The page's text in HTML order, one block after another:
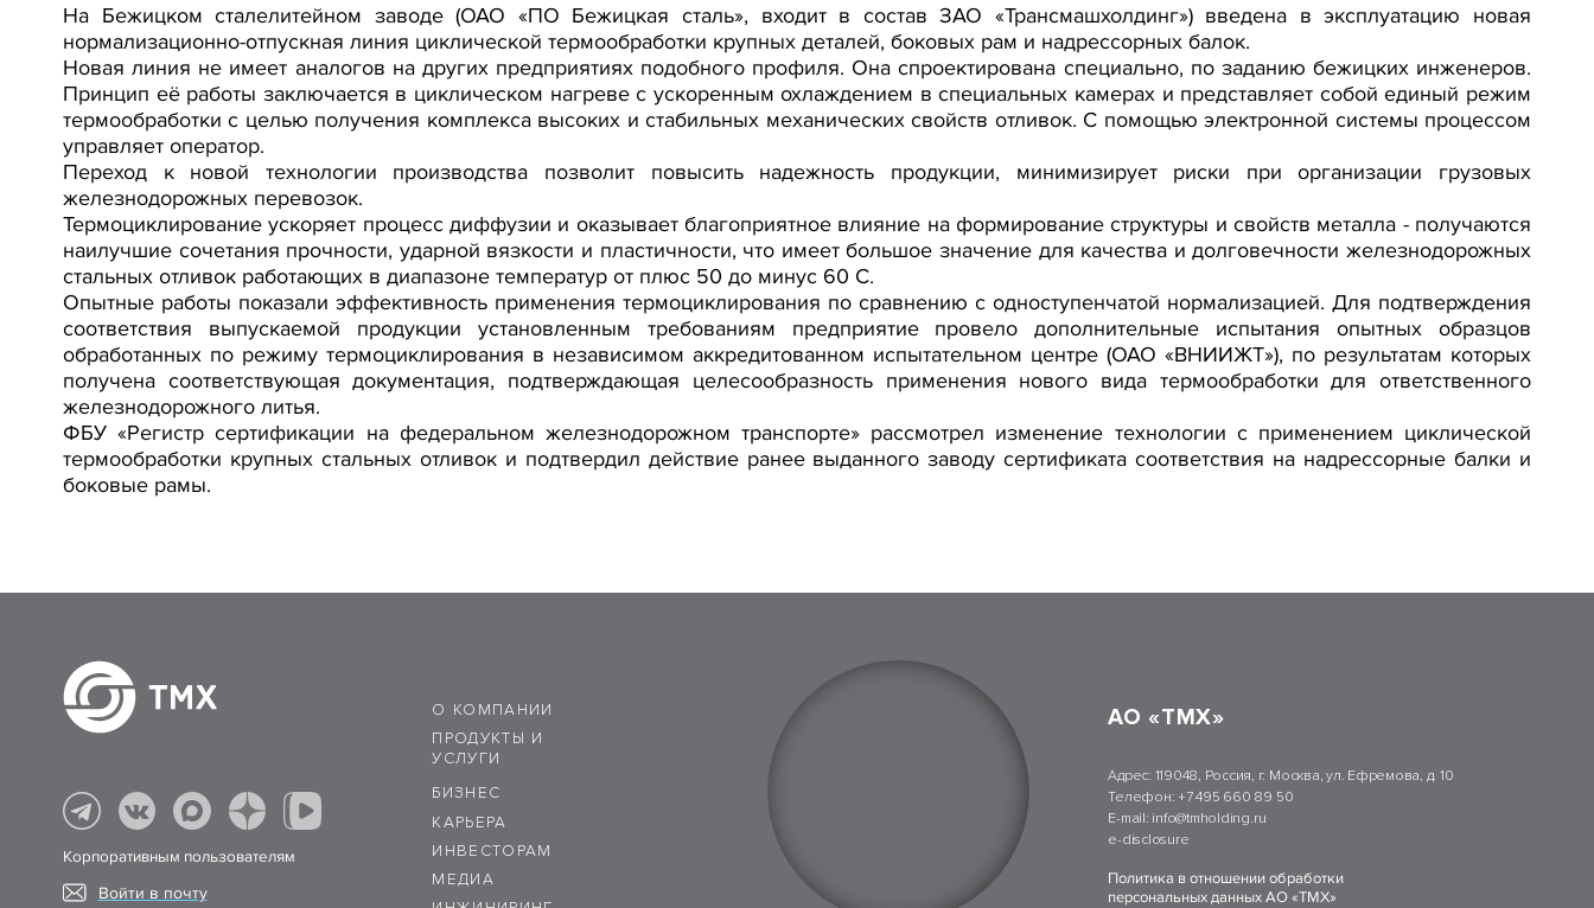
На Бежицком сталелитейном заводе (ОАО «ПО Бежицкая сталь», входит в состав ЗАО «Трансмашхолдинг») введена в эксплуатацию новая
нормализационно-отпускная линия циклической термообработки крупных деталей, боковых рам и надрессорных балок.
Новая линия не имеет аналогов на других предприятиях подобного профиля. Она спроектирована специально, по заданию бежицких инженеров.
Принцип её работы заключается в циклическом нагреве с ускоренным охлаждением в специальных камерах и представляет собой единый режим
термообработки с целью получения комплекса высоких и стабильных механических свойств отливок. С помощью электронной системы процессом
управляет оператор.
Переход к новой технологии производства позволит повысить надежность продукции, минимизирует риски при организации грузовых
железнодорожных перевозок.
Термоциклирование ускоряет процесс диффузии и оказывает благоприятное влияние на формирование структуры и свойств металла - получаются
наилучшие сочетания прочности, ударной вязкости и пластичности, что имеет большое значение для качества и долговечности железнодорожных
стальных отливок работающих в диапазоне температур от плюс 50 до минус 60 С.
Опытные работы показали эффективность применения термоциклирования по сравнению с одноступенчатой нормализацией. Для подтверждения
соответствия выпускаемой продукции установленным требованиям предприятие провело дополнительные испытания опытных образцов
обработанных по режиму термоциклирования в независимом аккредитованном испытательном центре (ОАО «ВНИИЖТ»), по результатам которых
получена соответствующая документация, подтверждающая целесообразность применения нового вида термообработки для ответственного
железнодорожного литья.
ФБУ «Регистр сертификации на федеральном железнодорожном транспорте» рассмотрел изменение технологии с применением циклической
термообработки крупных стальных отливок и подтвердил действие ранее выданного заводу сертификата соответствия на надрессорные балки и
боковые рамы.
О КОМПАНИИ
ПРОДУКТЫ И
УСЛУГИ
БИЗНЕС
КАРЬЕРА
ИНВЕСТОРАМ
МЕДИА
Корпоративным пользователям
Войти в почту
АО «ТМХ»
Адрес: 119048, Россия, г. Москва, ул. Ефремова, д. 10
Телефон: +7 495 660 89 50
E-mail: info@tmholding.ru
e-disclosure
Политика в отношении обработки
персональных данных АО «ТМХ»